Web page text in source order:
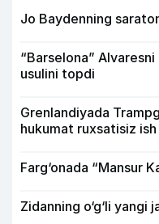
Jo Baydenning
“Barselona”
usulini topdi
Grenlandiyada
hukumat ruxsatisiz
Farg‘onada “Mansur
Zidanning o‘g‘li yangi